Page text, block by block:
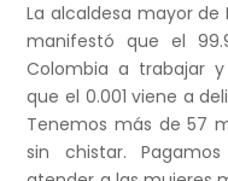
La alcaldesa mayor de
manifestó que el
Colombia a trabajar
que el 0.001 viene a
Tenemos más de 57
sin chistar.